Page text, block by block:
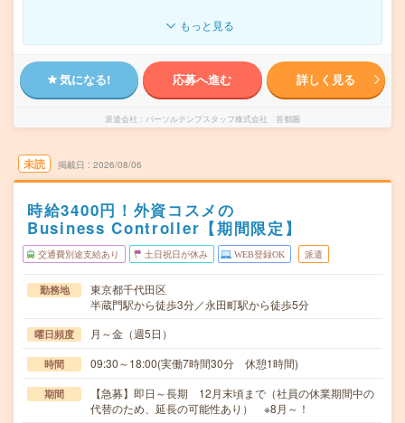
もっと見る
気になる! 応募へ進む 詳しく見る
派遣会社 パーソルテンプスタッフ株式会社 首都圏
未読 掲載日 2026/08/06
時給3400円！外資コスメの
Business Controller【期間限定】
交通費別途支給あり 土日祝日が休み WEB登録OK 派遣
勤務地
東京都千代田区
半蔵門駅から徒歩3分／永田町駅から徒歩5分
曜日頻度 月～金（週5日）
時間 09:30～18:00(実働7時間30分 休憩1時間)
期間
【急募】即日～長期 12月末頃まで（社員の休業期間中の
代替のため、延長の可能性あり） ※8月～！